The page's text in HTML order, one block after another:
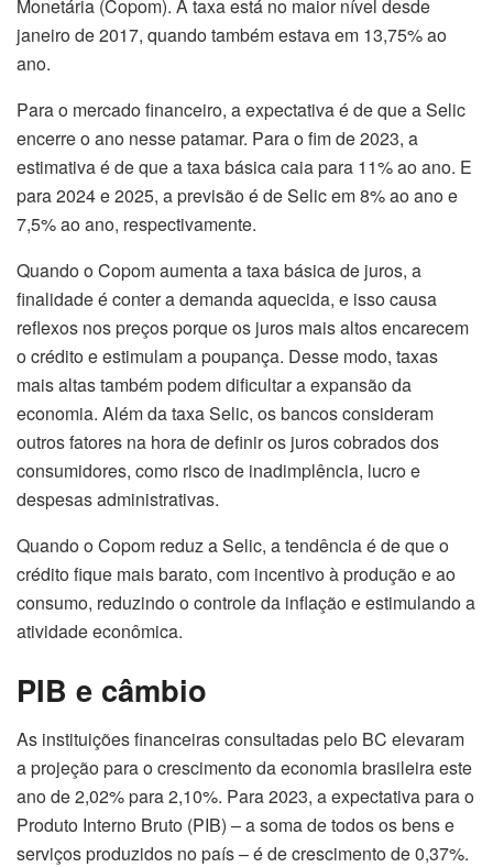
Monetária (Copom). A taxa está no maior nível desde
janeiro de 2017, quando também estava em 13,75% ao
ano.
Para o mercado financeiro, a expectativa é de que a Selic
encerre o ano nesse patamar. Para o fim de 2023, a
estimativa é de que a taxa básica caia para 11% ao ano. E
para 2024 e 2025, a previsão é de Selic em 8% ao ano e
7,5% ao ano, respectivamente.
Quando o Copom aumenta a taxa básica de juros, a
finalidade é conter a demanda aquecida, e isso causa
reflexos nos preços porque os juros mais altos encarecem
o crédito e estimulam a poupança. Desse modo, taxas
mais altas também podem dificultar a expansão da
economia. Além da taxa Selic, os bancos consideram
outros fatores na hora de definir os juros cobrados dos
consumidores, como risco de inadimplência, lucro e
despesas administrativas.
Quando o Copom reduz a Selic, a tendência é de que o
crédito fique mais barato, com incentivo à produção e ao
consumo, reduzindo o controle da inflação e estimulando a
atividade econômica.
PIB e câmbio
As instituições financeiras consultadas pelo BC elevaram
a projeção para o crescimento da economia brasileira este
ano de 2,02% para 2,10%. Para 2023, a expectativa para o
Produto Interno Bruto (PIB) – a soma de todos os bens e
serviços produzidos no país – é de crescimento de 0,37%.